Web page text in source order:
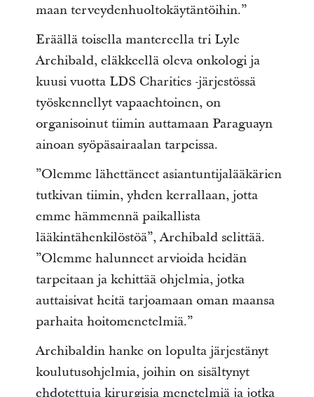
maan terveydenhuoltokäytäntöihin.”
Eräällä toisella mantereella tri Lyle
Archibald, eläkkeellä oleva onkologi ja
kuusi vuotta LDS Charities -järjestössä
työskennellyt vapaaehtoinen, on
organisoinut tiimin auttamaan Paraguayn
ainoan syöpäsairaalan tarpeissa.
”Olemme lähettäneet asiantuntijalääkärien
tutkivan tiimin, yhden kerrallaan, jotta
emme hämmennä paikallista
lääkintähenkilöstöä”, Archibald selittää.
”Olemme halunneet arvioida heidän
tarpeitaan ja kehittää ohjelmia, jotka
auttaisivat heitä tarjoamaan oman maansa
parhaita hoitomenetelmiä.”
Archibaldin hanke on lopulta järjestänyt
koulutusohjelmia, joihin on sisältynyt
ehdotettuja kirurgisia menetelmiä ja jotka